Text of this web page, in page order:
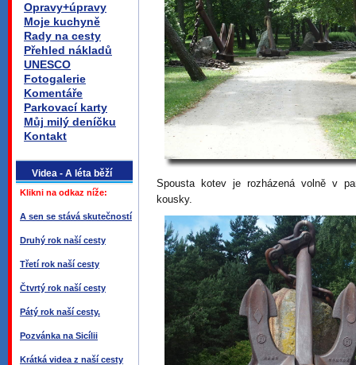
Opravy+úpravy
Moje kuchyně
Rady na cesty
Přehled nákladů
UNESCO
Fotogalerie
Komentáře
Parkovací karty
Můj milý deníčku
Kontakt
Videa - A léta běží
Klikni na odkaz níže:
A sen se stává skutečností
Druhý rok naší cesty
Třetí rok naší cesty
Čtvrtý rok naší cesty
Pátý rok naší cesty.
Pozvánka na Sicílii
Krátká videa z naší cesty
Spousta kotev je rozházená volně v
kousky.